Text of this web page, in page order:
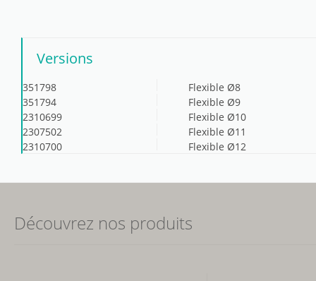
Versions
351798
Flexible Ø8
351794
Flexible Ø9
2310699
Flexible Ø10
2307502
Flexible Ø11
2310700
Flexible Ø12
Découvrez nos produits